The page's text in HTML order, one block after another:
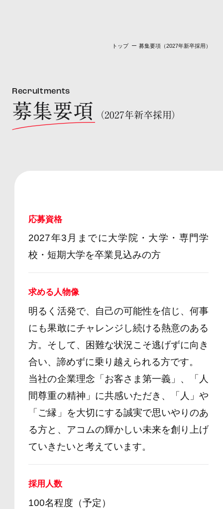
トップ 募集要項（2027年新卒採用）
Recruitments
募集要項 （2027年新卒採用）
応募資格
2027年3月までに大学院・大学・専門学
校・短期大学を卒業見込みの方
求める人物像
明るく活発で、自己の可能性を信じ、何事
にも果敢にチャレンジし続ける熱意のある
方。そして、困難な状況こそ逃げずに向き
合い、諦めずに乗り越えられる方です。
当社の企業理念「お客さま第一義」、「人
間尊重の精神」に共感いただき、「人」や
「ご縁」を大切にする誠実で思いやりのあ
る方と、アコムの輝かしい未来を創り上げ
ていきたいと考えています。
採用人数
100名程度（予定）